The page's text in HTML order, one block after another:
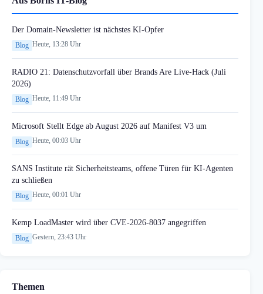
Der Domain-Newsletter ist nächstes KI-Opfer
Blog Heute, 13:28 Uhr
RADIO 21: Datenschutzvorfall über Brands Are Live-Hack (Juli
2026)
Blog Heute, 11:49 Uhr
Microsoft Stellt Edge ab August 2026 auf Manifest V3 um
Blog Heute, 00:03 Uhr
SANS Institute rät Sicherheitsteams, offene Türen für KI-Agenten
zu schließen
Blog Heute, 00:01 Uhr
Kemp LoadMaster wird über CVE-2026-8037 angegriffen
Blog Gestern, 23:43 Uhr
Themen